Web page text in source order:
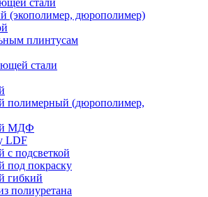
стали
(экополимер, дюрополимер)
плинтусам
стали
полимерный (дюрополимер,
МДФ
LDF
с подсветкой
под покраску
гибкий
полиуретана